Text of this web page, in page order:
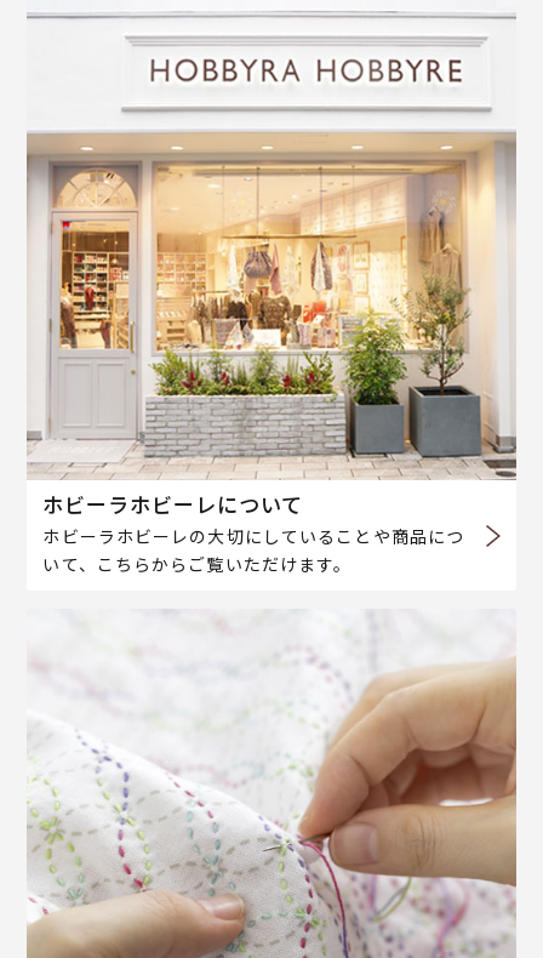
ホビーラホビーレについて
ホビーラホビーレの大切にしていることや商品につ
いて、こちらからご覧いただけます。